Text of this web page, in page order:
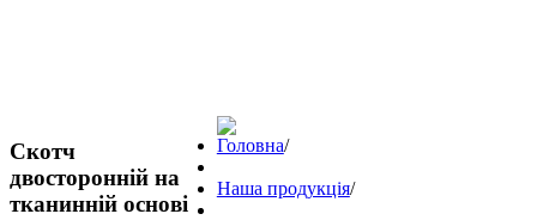
Скотч
двосторонній на
тканинній основі
Головна/
Наша продукція/